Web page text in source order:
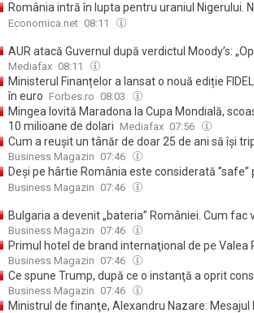
România intră în lupta pentru uraniul Nigerului.
tone din stocul blocat la Niamey, râvnit și de Rusia
Economica.net 08:11
AUR atacă Guvernul după verdictul Moody’s:
acuză o „linie distructivă” și avertizează PSD
Mediafax 08:11
Ministerul Finanțelor a lansat o nouă ediție
în euro Forbes.ro 08:03
Mingea lovită Maradona la Cupa Mondială,
10 milioane de dolari Mediafax 07:56
Cum a reuşit un tânăr de doar 25 de ani să îşi
că un robot îi va lua locul de muncă. Lucrul pe
majoritatea oamenilor
Business Magazin 07:46
Deşi pe hârtie România este considerată
dobânzile plătite de stat sunt similare cu ale
Business Magazin 07:46
Bulgaria a devenit „bateria” României. Cum
Business Magazin 07:46
​Primul hotel de brand internaţional de pe Valea
turişti s-au cazat deja la Radisson Blu Cota 1400
Business Magazin 07:46
Ce spune Trump, după ce o instanţă a oprit
Business Magazin 07:46
Ministrul de finanţe, Alexandru Nazare: Mesajul